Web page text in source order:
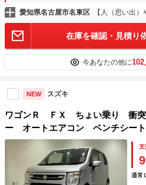
愛知県名古屋市名東区
在庫を確認・見積り
今あなたの他に102
NEW スズキ
ワゴンＲ ＦＸ ちょい乗り 衝突
ー オートエアコン ベンチシー
ヒーター 運転席助手席エアバッ
支
通常